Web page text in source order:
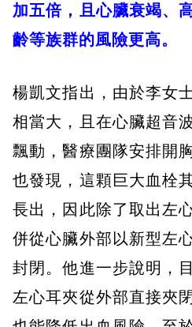
加五倍，且心臟衰竭、
齡等族群的風險更高。
楊凱文指出，由於李女
相當大，且在心臟超音
飄動，醫療團隊安排開
也發現，這顆巨大血栓
長出，因此除了取出左
併從心臟外部以新型左
封閉。他進一步說明，
左心耳夾從外部直接夾